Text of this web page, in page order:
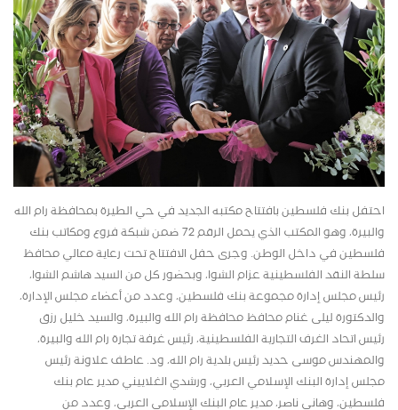
احتفل بنك فلسطين بافتتاح مكتبه الجديد في حي الطيرة بمحافظة رام الله
والبيرة، وهو المكتب الذي يحمل الرقم 72 ضمن شبكة فروع ومكاتب بنك
فلسطين في داخل الوطن. وجرى حفل الافتتاح تحت رعاية معالي محافظ
سلطة النقد الفلسطينية عزام الشوا، وبحضور كل من السيد هاشم الشوا،
رئيس مجلس إدارة مجموعة بنك فلسطين، وعدد من أعضاء مجلس الإدارة،
والدكتورة ليلى غنام محافظ محافظة رام الله والبيرة، والسيد خليل رزق
رئيس اتحاد الغرف التجارية الفلسطينية، رئيس غرفة تجارة رام الله والبيرة،
والمهندس موسى حديد رئيس بلدية رام الله، ود. عاطف علاونة رئيس
مجلس إدارة البنك الإسلامي العربي، ورشدي الغلاييني مدير عام بنك
فلسطين، وهاني ناصر، مدير عام البنك الإسلامي العربي، وعدد من